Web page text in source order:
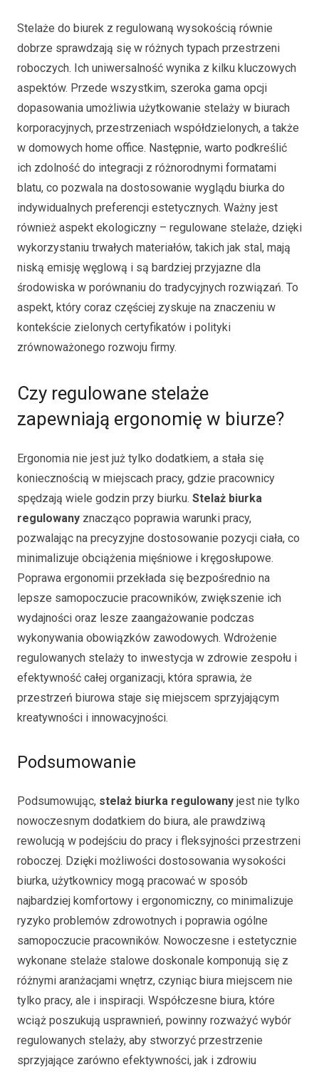
Stelaże do biurek z regulowaną wysokością równie
dobrze sprawdzają się w różnych typach przestrzeni
roboczych. Ich uniwersalność wynika z kilku kluczowych
aspektów. Przede wszystkim, szeroka gama opcji
dopasowania umożliwia użytkowanie stelaży w biurach
korporacyjnych, przestrzeniach współdzielonych, a także
w domowych home office. Następnie, warto podkreślić
ich zdolność do integracji z różnorodnymi formatami
blatu, co pozwala na dostosowanie wyglądu biurka do
indywidualnych preferencji estetycznych. Ważny jest
również aspekt ekologiczny – regulowane stelaże, dzięki
wykorzystaniu trwałych materiałów, takich jak stal, mają
niską emisję węglową i są bardziej przyjazne dla
środowiska w porównaniu do tradycyjnych rozwiązań. To
aspekt, który coraz częściej zyskuje na znaczeniu w
kontekście zielonych certyfikatów i polityki
zrównoważonego rozwoju firmy.
Czy regulowane stelaże
zapewniają ergonomię w biurze?
Ergonomia nie jest już tylko dodatkiem, a stała się
koniecznością w miejscach pracy, gdzie pracownicy
spędzają wiele godzin przy biurku. Stelaż biurka
regulowany znacząco poprawia warunki pracy,
pozwalając na precyzyjne dostosowanie pozycji ciała, co
minimalizuje obciążenia mięśniowe i kręgosłupowe.
Poprawa ergonomii przekłada się bezpośrednio na
lepsze samopoczucie pracowników, zwiększenie ich
wydajności oraz lesze zaangażowanie podczas
wykonywania obowiązków zawodowych. Wdrożenie
regulowanych stelaży to inwestycja w zdrowie zespołu i
efektywność całej organizacji, która sprawia, że
przestrzeń biurowa staje się miejscem sprzyjającym
kreatywności i innowacyjności.
Podsumowanie
Podsumowując, stelaż biurka regulowany jest nie tylko
nowoczesnym dodatkiem do biura, ale prawdziwą
rewolucją w podejściu do pracy i fleksyjności przestrzeni
roboczej. Dzięki możliwości dostosowania wysokości
biurka, użytkownicy mogą pracować w sposób
najbardziej komfortowy i ergonomiczny, co minimalizuje
ryzyko problemów zdrowotnych i poprawia ogólne
samopoczucie pracowników. Nowoczesne i estetycznie
wykonane stelaże stalowe doskonale komponują się z
różnymi aranżacjami wnętrz, czyniąc biura miejscem nie
tylko pracy, ale i inspiracji. Współczesne biura, które
wciąż poszukują usprawnień, powinny rozważyć wybór
regulowanych stelaży, aby stworzyć przestrzenie
sprzyjające zarówno efektywności, jak i zdrowiu